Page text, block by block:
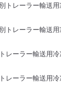
トレーラー輸送
トレーラー輸送
レーラー輸送用
レーラー輸送用